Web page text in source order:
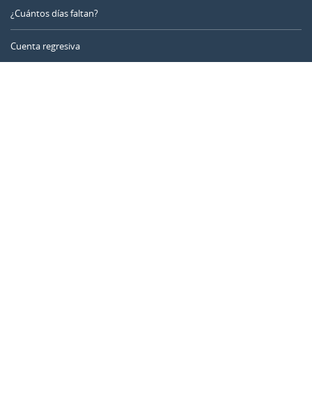
¿Cuántos días faltan?
Cuenta regresiva